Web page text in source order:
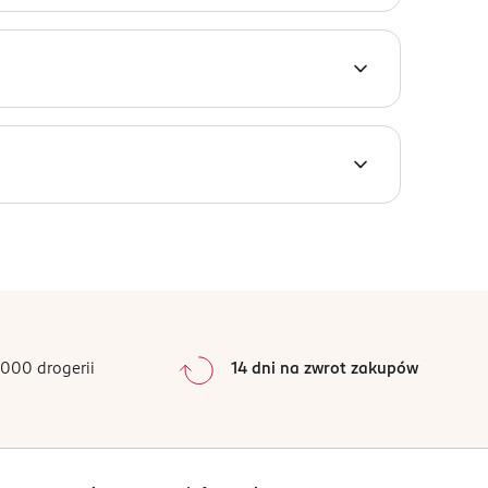
go powietrza.
0%
Sortowanie wgdata: od najnowszej
drogerii 14 dni na zwrot zakupów